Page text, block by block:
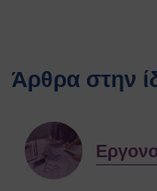
Άρθρα στην